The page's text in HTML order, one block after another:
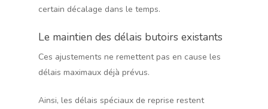
certain décalage dans le temps.
Le maintien des délais butoirs existants
Ces ajustements ne remettent pas en cause les
délais maximaux déjà prévus.
Ainsi, les délais spéciaux de reprise restent